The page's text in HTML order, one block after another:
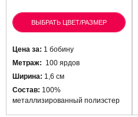
ВЫБРАТЬ ЦВЕТ/РАЗМЕР
Цена за: 1 бобину
Метраж: 100 ярдов
Ширина: 1,6 см
Состав: 100%
металлизированный полиэстер